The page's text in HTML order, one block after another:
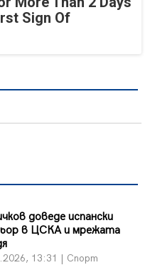
Sign Of
доведе испански
в ЦСКА и мрежата
13:31 | Спорт